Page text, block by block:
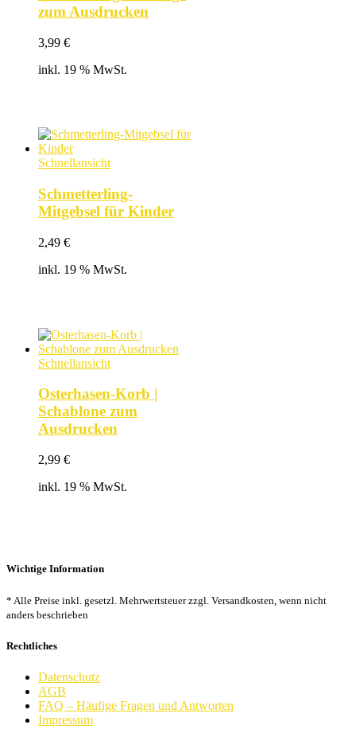
zum Ausdrucken
3,99 €
inkl. 19 % MwSt.
Schnellansicht
Schmetterling-
Mitgebsel für Kinder
2,49 €
inkl. 19 % MwSt.
Schnellansicht
Osterhasen-Korb |
Schablone zum
Ausdrucken
2,99 €
inkl. 19 % MwSt.
Wichtige Information
* Alle Preise inkl. gesetzl. Mehrwertsteuer zzgl. Versandkosten, wenn nicht
anders beschrieben
Rechtliches
Datenschutz
AGB
FAQ – Häufige Fragen und Antworten
Impressum